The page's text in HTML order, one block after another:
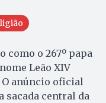
como o 267º papa
Leão XIV
anúncio oficial
sacada central da